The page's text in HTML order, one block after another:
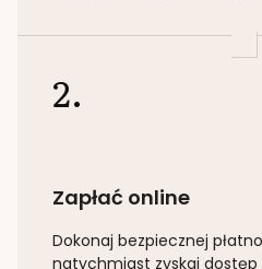
2.
Zapłać online
Dokonaj bezpiecznej
natychmiast zyskaj dostęp